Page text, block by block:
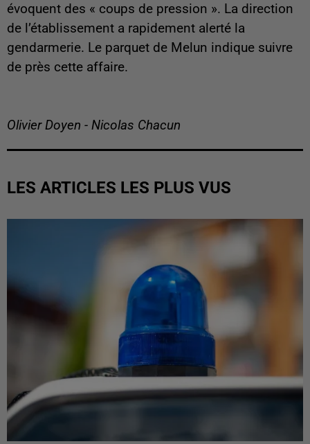
évoquent des « coups de pression ». La direction
de l’établissement a rapidement alerté la
gendarmerie. Le parquet de Melun indique suivre
de près cette affaire.
Olivier Doyen - Nicolas Chacun
LES ARTICLES LES PLUS VUS